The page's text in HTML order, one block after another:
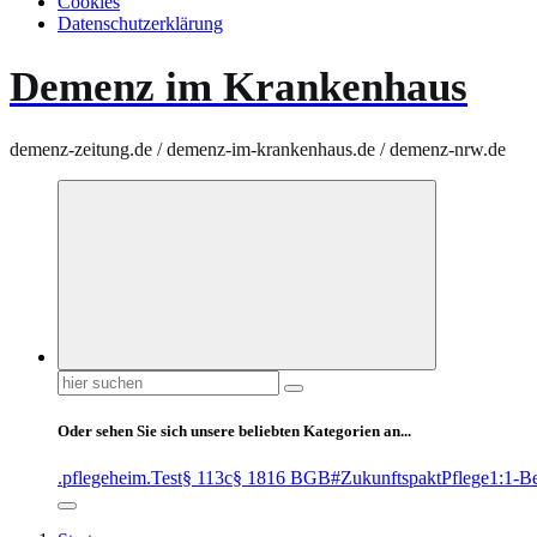
Datenschutzerklärung
Demenz im Krankenhaus
demenz-zeitung.de / demenz-im-krankenhaus.de / demenz-nrw.de
Suchen
nach:
Oder sehen Sie sich unsere beliebten Kategorien an...
.pflegeheim.Test§ 113c§ 1816 BGB#ZukunftspaktPflege1:1-